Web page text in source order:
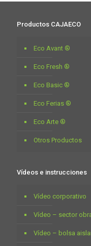
Productos CAJAECO
Eco Avant ®
Eco Fresh ®
Eco Basic ®
Eco Ferias ®
Eco Arte ®
Otros Productos
Vídeos e instrucciones
Vídeo corporativo
Vídeo – sector
Vídeo – bolsa